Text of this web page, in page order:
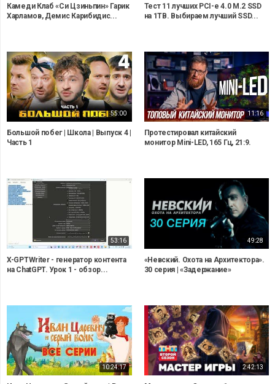
Камеди Клаб «Си Цзиньпин» Гарик
Харламов, Демис Карибидис...
Тест 11 лучших PCI-e 4.0 M.2 SSD
на 1TB. Выбираем лучший SSD...
55:00
Большой побег | Школа | Выпуск 4 |
Часть 1
11:16
Протестировал китайский
монитор Mini-LED, 165 Гц, 21:9.
53:16
X-GPTWriter - генератор контента
на ChatGPT. Урок 1 - обзор...
49:28
«Невский. Охота на Архитектора».
30 серия | «Задержание»
10:24:17 2:42:13